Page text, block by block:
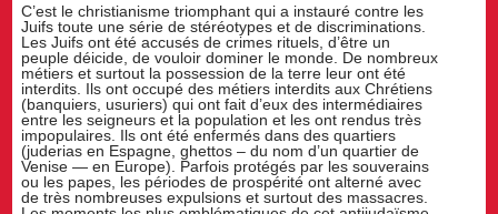
C’est le christianisme triomphant qui a instauré contre les
Juifs toute une série de stéréotypes et de discriminations.
Les Juifs ont été accusés de crimes rituels, d’être un
peuple déicide, de vouloir dominer le monde. De nombreux
métiers et surtout la possession de la terre leur ont été
interdits. Ils ont occupé des métiers interdits aux Chrétiens
(banquiers, usuriers) qui ont fait d’eux des intermédiaires
entre les seigneurs et la population et les ont rendus très
impopulaires. Ils ont été enfermés dans des quartiers
(juderias en Espagne, ghettos – du nom d’un quartier de
Venise — en Europe). Parfois protégés par les souverains
ou les papes, les périodes de prospérité ont alterné avec
de très nombreuses expulsions et surtout des massacres.